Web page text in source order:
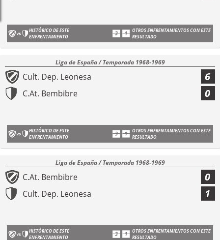
HISTÓRICO DE ESTE
ENFRENTAMIENTO
OTROS ENFRENTAMIENTOS CON ESTE
RESULTADO
Liga de España / Temporada 1968-1969
Cult. Dep. Leonesa 6
C.At. Bembibre 0
HISTÓRICO DE ESTE
ENFRENTAMIENTO
OTROS ENFRENTAMIENTOS CON ESTE
RESULTADO
Liga de España / Temporada 1968-1969
C.At. Bembibre 0
Cult. Dep. Leonesa 1
HISTÓRICO DE ESTE
ENFRENTAMIENTO
OTROS ENFRENTAMIENTOS CON ESTE
RESULTADO